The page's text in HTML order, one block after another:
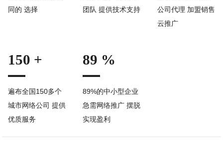
同的 选择
团队 提供技术支持
公司代理 加盟销售
云推广
150 +
遍布全国150多个
城市网络公司 提供
优质服务
89 %
89%的中小型企业
急需网络推广 摆脱
实现盈利